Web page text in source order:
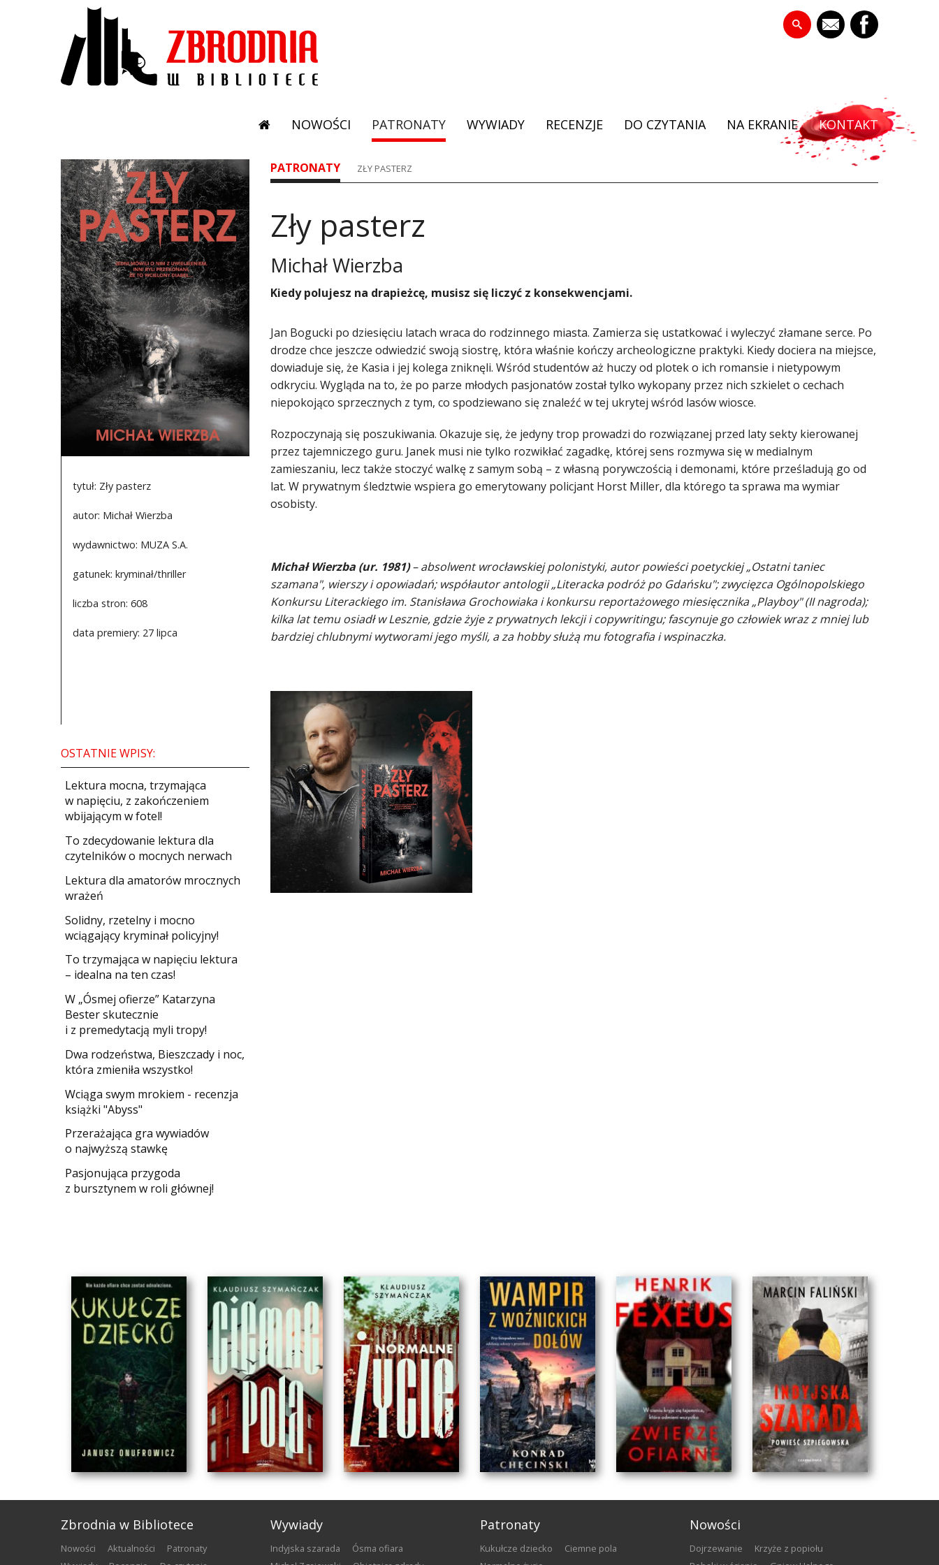
NOWOŚCI PATRONATY WYWIADY RECENZJE DO CZYTANIA NA EKRANIE KONTAKT
tytuł: Zły pasterz
autor: Michał Wierzba
wydawnictwo: MUZA S.A.
gatunek: kryminał/thriller
liczba stron: 608
data premiery: 27 lipca
OSTATNIE WPISY:
​Lektura mocna, trzymająca
w napięciu, z zakończeniem
wbijającym w fotel!
​To zdecydowanie lektura dla
czytelników o mocnych nerwach
Lektura dla amatorów mrocznych
wrażeń
Solidny, rzetelny i mocno
wciągający kryminał policyjny!
​To trzymająca w napięciu lektura
– idealna na ten czas!
W „Ósmej ofierze” Katarzyna
Bester skutecznie
i z premedytacją myli tropy!
Dwa rodzeństwa, Bieszczady i noc,
która zmieniła wszystko!
Wciąga swym mrokiem - recenzja
książki "Abyss"
​Przerażająca gra wywiadów
o najwyższą stawkę
Pasjonująca przygoda
z bursztynem w roli głównej!
PATRONATY ZŁY PASTERZ
Zły pasterz
Michał Wierzba
​Kiedy polujesz na drapieżcę, musisz się liczyć z konsekwencjami.
Jan Bogucki po dziesięciu latach wraca do rodzinnego miasta. Zamierza się ustatkować i wyleczyć złamane serce. Po
drodze chce jeszcze odwiedzić swoją siostrę, która właśnie kończy archeologiczne praktyki. Kiedy dociera na miejsce,
dowiaduje się, że Kasia i jej kolega zniknęli. Wśród studentów aż huczy od plotek o ich romansie i nietypowym
odkryciu. Wygląda na to, że po parze młodych pasjonatów został tylko wykopany przez nich szkielet o cechach
niepokojąco sprzecznych z tym, co spodziewano się znaleźć w tej ukrytej wśród lasów wiosce.
Rozpoczynają się poszukiwania. Okazuje się, że jedyny trop prowadzi do rozwiązanej przed laty sekty kierowanej
przez tajemniczego guru. Janek musi nie tylko rozwikłać zagadkę, której sens rozmywa się w medialnym
zamieszaniu, lecz także stoczyć walkę z samym sobą – z własną porywczością i demonami, które prześladują go od
lat. W prywatnym śledztwie wspiera go emerytowany policjant Horst Miller, dla którego ta sprawa ma wymiar
osobisty.
Michał Wierzba (ur. 1981)– absolwent wrocławskiej polonistyki, autor powieści poetyckiej „Ostatni taniec
szamana", wierszy i opowiadań; współautor antologii „Literacka podróż po Gdańsku"; zwycięzca Ogólnopolskiego
Konkursu Literackiego im. Stanisława Grochowiaka i konkursu reportażowego miesięcznika „Playboy" (II nagroda);
kilka lat temu osiadł w Lesznie, gdzie żyje z prywatnych lekcji i copywritingu; fascynuje go człowiek wraz z mniej lub
bardziej chlubnymi wytworami jego myśli, a za hobby służą mu fotografia i wspinaczka.
Zbrodnia w Bibliotece
nowości aktualności
patronaty
Wywiady
Indyjska szarada
Ósma ofiara
Patronaty
Kukułcze dziecko
Ciemne pola
Nowości
Dojrzewanie
Krzyże z popiołu